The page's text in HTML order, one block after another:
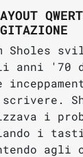
Sholes
anni '70
scrivere.
i
i
agli